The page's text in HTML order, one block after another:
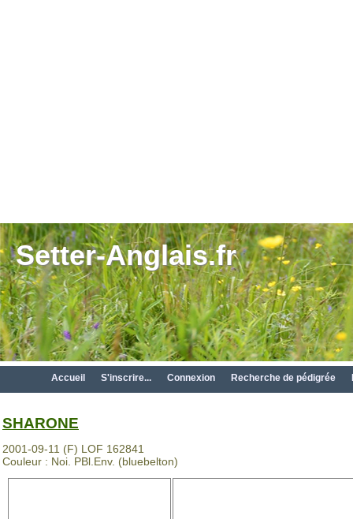
Setter-Anglais.fr
Accueil S'inscrire... Connexion Recherche de pédigrée
SHARONE
2001-09-11 (F) LOF 162841
Couleur : Noi. PBl.Env. (bluebelton)